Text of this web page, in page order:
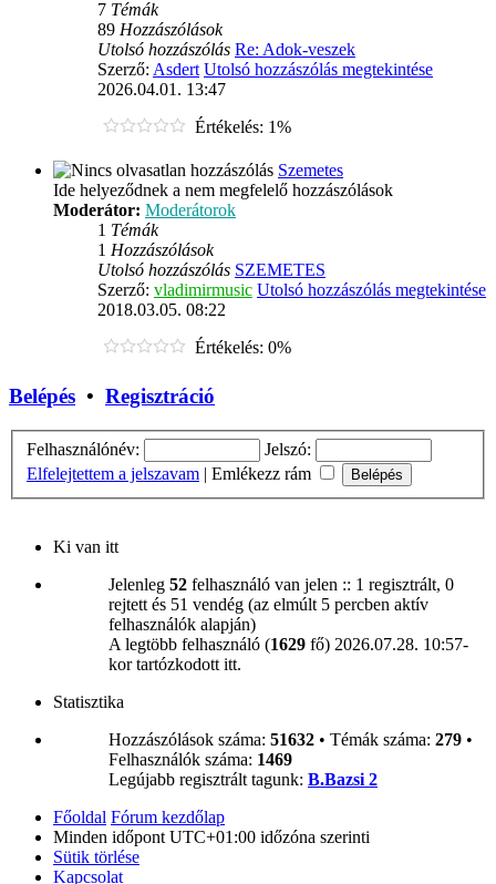
7 Témák
89 Hozzászólások
Utolsó hozzászólás Re: Adok-veszek
Szerző: Asdert Utolsó hozzászólás megtekintése
2026.04.01. 13:47
Értékelés: 1%
Szemetes
Ide helyeződnek a nem megfelelő hozzászólások
Moderátor: Moderátorok
1 Témák
1 Hozzászólások
Utolsó hozzászólás SZEMETES
Szerző: vladimirmusic Utolsó hozzászólás megtekintése
2018.03.05. 08:22
Értékelés: 0%
Belépés • Regisztráció
Felhasználónév:
Jelszó:
Elfelejtettem a jelszavam | Emlékezz rám
Ki van itt
Jelenleg 52 felhasználó van jelen :: 1 regisztrált, 0
rejtett és 51 vendég (az elmúlt 5 percben aktív
felhasználók alapján)
A legtöbb felhasználó (1629 fő) 2026.07.28. 10:57-
kor tartózkodott itt.
Statisztika
Hozzászólások száma: 51632 • Témák száma: 279 •
Felhasználók száma: 1469
Legújabb regisztrált tagunk: B.Bazsi 2
Főoldal Fórum kezdőlap
Minden időpont UTC+01:00 időzóna szerinti
Sütik törlése
Kapcsolat